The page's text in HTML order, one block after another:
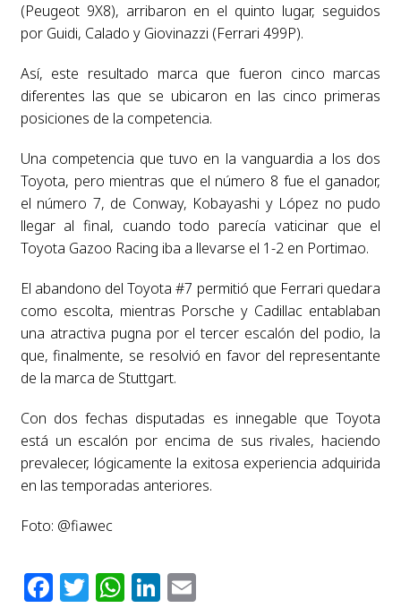
(Peugeot 9X8), arribaron en el quinto lugar, seguidos
por Guidi, Calado y Giovinazzi (Ferrari 499P).
Así, este resultado marca que fueron cinco marcas
diferentes las que se ubicaron en las cinco primeras
posiciones de la competencia.
Una competencia que tuvo en la vanguardia a los dos
Toyota, pero mientras que el número 8 fue el ganador,
el número 7, de Conway, Kobayashi y López no pudo
llegar al final, cuando todo parecía vaticinar que el
Toyota Gazoo Racing iba a llevarse el 1-2 en Portimao.
El abandono del Toyota #7 permitió que Ferrari quedara
como escolta, mientras Porsche y Cadillac entablaban
una atractiva pugna por el tercer escalón del podio, la
que, finalmente, se resolvió en favor del representante
de la marca de Stuttgart.
Con dos fechas disputadas es innegable que Toyota
está un escalón por encima de sus rivales, haciendo
prevalecer, lógicamente la exitosa experiencia adquirida
en las temporadas anteriores.
Foto: @fiawec
Facebook
Twitter
WhatsApp
LinkedIn
Email